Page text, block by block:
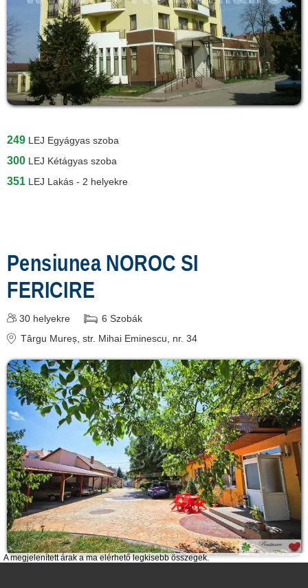
A megjelenített árak a ma elérhető legkisebb összegek.
249 LEJ Egyágyas szoba
300 LEJ Kétágyas szoba
351 LEJ Lakás - 2 helyekre
Pensiunea NOROC SI
FERICIRE
30 helyekre 6 Szobák
Târgu Mureș , str. Mihai Eminescu, nr. 34